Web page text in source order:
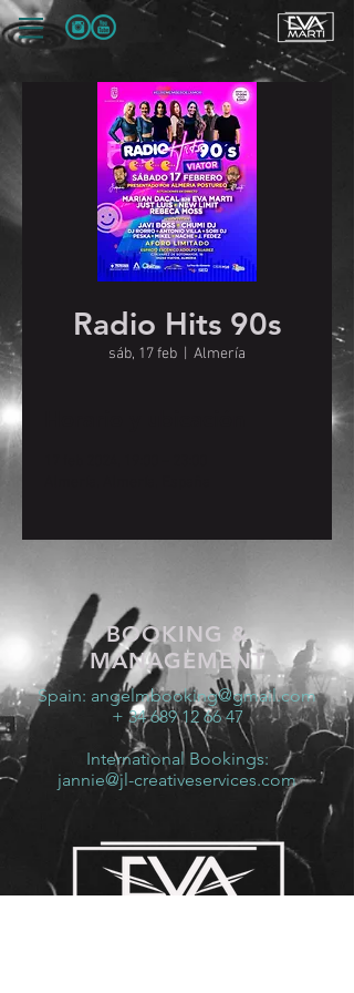
Radio Hits 90s
sáb, 17 feb Almería
BOOKING &
MANAGEMENT
Spain: angelmbooking@gmail.com
+ 34 689 12 66 47
International Bookings:
jannie@jl-creativeservices.com